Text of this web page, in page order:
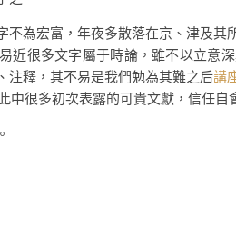
為宏富，年夜多散落在京、津及
近很多文字屬于時論，雖不以立意
注釋，其不易是我們勉為其難之后講
很多初次表露的可貴文獻，信任自